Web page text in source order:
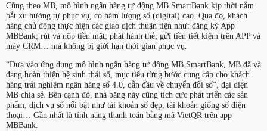
Cũng theo MB, mô hình ngân hàng tự động MB SmartBank kịp thời nắm
bắt xu hướng tự phục vụ, có hàm lượng số (digital) cao. Qua đó, khách
hàng chủ động thực hiện các giao dịch thuận tiện như: đăng ký App
MBBank; rút và nộp tiền mặt; phát hành thẻ; gửi tiền tiết kiệm trên APP và
máy CRM… mà không bị giới hạn thời gian phục vụ.
“Đưa vào ứng dụng mô hình ngân hàng tự động MB SmartBank, MB đã và
đang hoàn thiện hệ sinh thái số, mục tiêu từng bước cung cấp cho khách
hàng trải nghiệm ngân hàng số 4.0, dẫn đầu về chuyển đổi số”, đại diện
MB chia sẻ. Bên cạnh đó, nhà băng này cũng tích cực phát triển các sản
phẩm, dịch vụ số nổi bật như tài khoản số đẹp, tài khoản giống số điện
thoại… Gần nhất là tính năng thanh toán bằng mã VietQR trên app
MBBank.